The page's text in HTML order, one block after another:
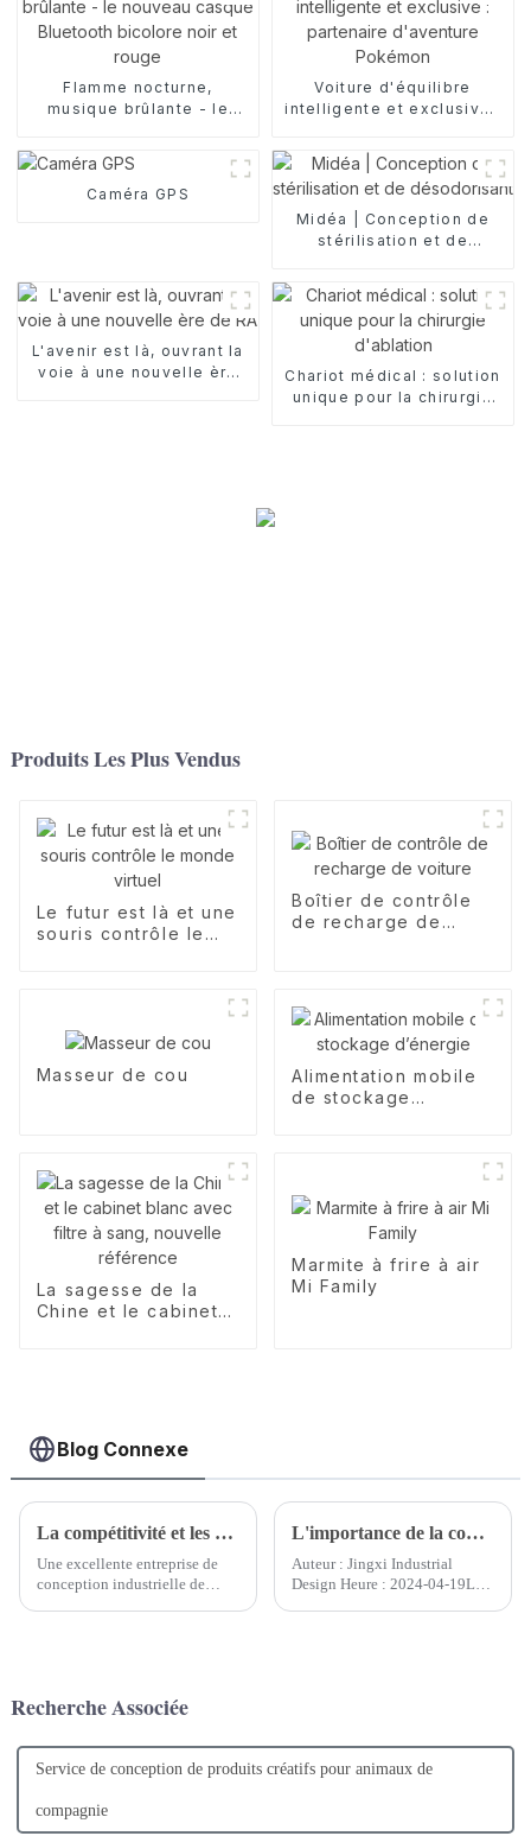
Flamme nocturne,
musique brûlante - le
Bluetooth bicolore noir et
rouge
Voiture d'équilibre
intelligente et exclusive :
Pokémon
Caméra GPS
Midéa | Conception de
stérilisation et de
L'avenir est là, ouvrant la
voie à une nouvelle ère
Chariot médical : solution
unique pour la chirurgie
Produits Les Plus Vendus
Le futur est là et une
souris contrôle le
Boîtier de contrôle
de recharge de
Masseur de cou
Alimentation mobile
de stockage
La sagesse de la
Chine et le cabinet
Marmite à frire à air
Mi Family
Blog Connexe
La compétitivité et les caractéristiques de base qu'une excellente entreprise de conception industrielle de produits devrait posséder
Une excellente entreprise de
conception industrielle de
seulement d’une équipe de
mais dispose également...
L'importance de la conception de produits industriels
Auteur : Jingxi Industrial
Design Heure : 2024-04-19Le
Recherche Associée
Service de conception de produits créatifs pour animaux de
compagnie